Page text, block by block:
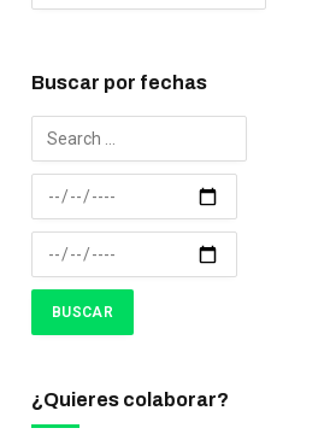
Buscar por fechas
¿Quieres colaborar?